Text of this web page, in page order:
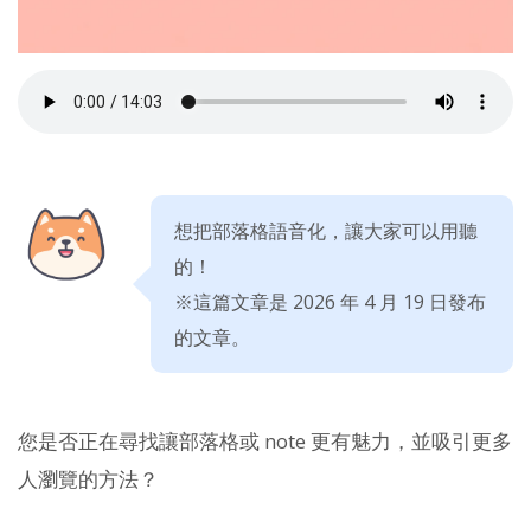
想把部落格語音化，讓大家可以用聽
的！
※這篇文章是 2026 年 4 月 19 日發布
的文章。
您是否正在尋找讓部落格或 note 更有魅力，並吸引更多
人瀏覽的方法？